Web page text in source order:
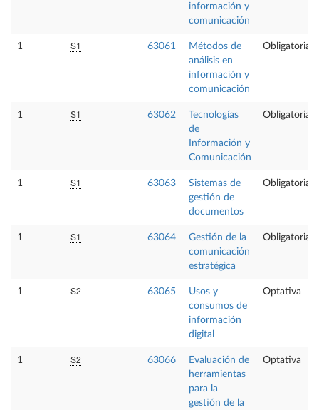
información y
comunicación
1 S1 63061
Métodos de
análisis en
información y
comunicación
Obligatoria
1 S1 63062
Tecnologías
de
Información y
Comunicación
Obligatoria
1 S1 63063
Sistemas de
gestión de
documentos
Obligatoria
1 S1 63064
Gestión de la
comunicación
estratégica
Obligatoria
1 S2 63065
Usos y
consumos de
información
digital
Optativa
1 S2 63066
Evaluación de
herramientas
para la
gestión de la
Optativa